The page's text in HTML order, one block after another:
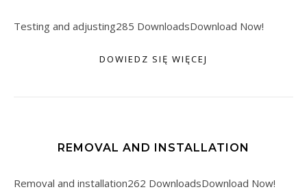
Testing and adjusting285 DownloadsDownload Now!
DOWIEDZ SIĘ WIĘCEJ
REMOVAL AND INSTALLATION
Removal and installation262 DownloadsDownload Now!